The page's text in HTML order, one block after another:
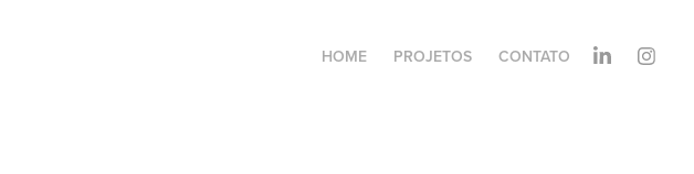
HOME PROJETOS CONTATO